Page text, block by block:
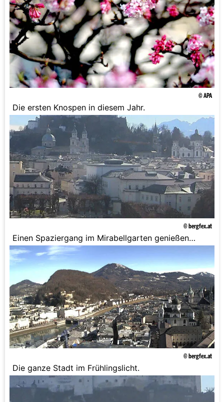
© APA
Die ersten Knospen in diesem Jahr.
© bergfex.at
Einen Spaziergang im Mirabellgarten genießen
Einheimische wie Touristen.
© bergfex.at
Die ganze Stadt im Frühlingslicht.